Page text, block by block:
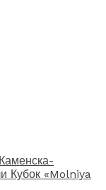
Кубок «Molniya